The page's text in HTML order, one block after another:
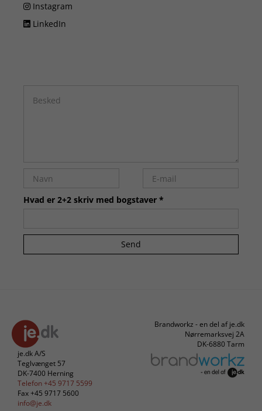
Instagram
LinkedIn
Hvad er 2+2 skriv med bogstaver *
Send
je.dk A/S
Teglvænget 57
DK-7400 Herning
Telefon +45 9717 5599
Fax +45 9717 5600
info@je.dk
Brandworkz - en del af je.dk
Nørremarksvej 2A
DK-6880 Tarm